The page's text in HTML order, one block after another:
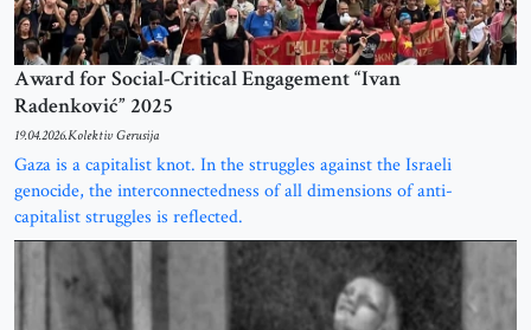
Award for Social-Critical Engagement “Ivan
Radenković” 2025
19.04.2026.Kolektiv Gerusija
Gaza is a capitalist knot. In the struggles against the Israeli
genocide, the interconnectedness of all dimensions of anti-
capitalist struggles is reflected.